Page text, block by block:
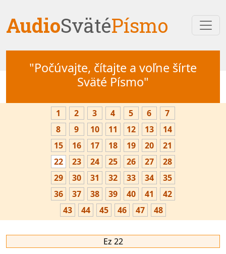
AudioSvätéPísmo
"Počúvajte, čítajte a voľne šírte
Sväté Písmo"
1 2 3 4 5 6
7
8
9 10 11 12 13
14
15
16 17 18 19 20
21
22
23 24 25 26 27
28
29
30 31 32 33 34
35
36
37 38 39 40 41
42
43
44 45 46 47 48
Ez 22